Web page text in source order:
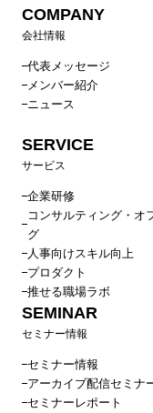
COMPANY
会社情報
代表メッセージ
メンバー紹介
ニュース
SERVICE
サービス
企業研修
コンサルティング・オ
グ
人事向けスキル向上
プロダクト
推せる職場ラボ
SEMINAR
セミナー情報
セミナー情報
アーカイブ配信セミナ
セミナーレポート